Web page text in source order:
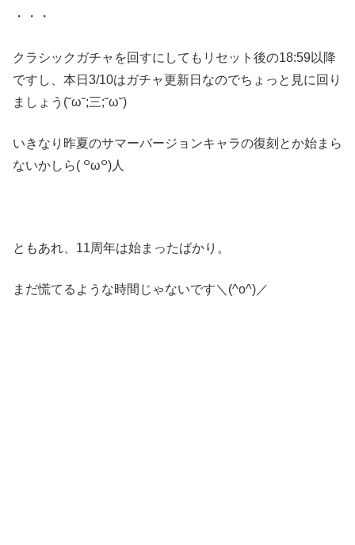
・・・
クラシックガチャを回すにしてもリセット後の18:59以降
ですし、本日3/10はガチャ更新日なのでちょっと見に回り
ましょう(˘ω˘;三;˘ω˘)
いきなり昨夏のサマーバージョンキャラの復刻とか始まら
ないかしら( ꒪ω꒪)人
ともあれ、11周年は始まったばかり。
まだ慌てるような時間じゃないです＼(^o^)／